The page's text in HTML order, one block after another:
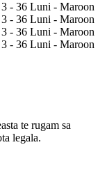
te rugam sa
legala.